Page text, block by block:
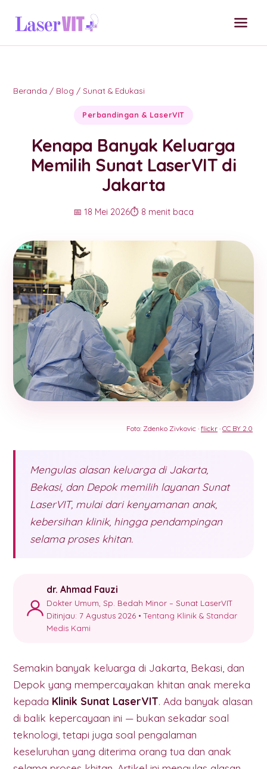
Beranda / Blog / Sunat & Edukasi
Perbandingan & LaserVIT
Kenapa Banyak Keluarga
Memilih Sunat LaserVIT di
Jakarta
📅 18 Mei 2026⏱️ 8 menit baca
Foto: Zdenko Zivkovic · flickr · CC BY 2.0
Mengulas alasan keluarga di Jakarta,
Bekasi, dan Depok memilih layanan Sunat
LaserVIT, mulai dari kenyamanan anak,
kebersihan klinik, hingga pendampingan
selama proses khitan.
dr. Ahmad Fauzi
Dokter Umum, Sp. Bedah Minor – Sunat LaserVIT
Ditinjau: 7 Agustus 2026 •Tentang Klinik & Standar
Medis Kami
Semakin banyak keluarga di Jakarta, Bekasi, dan
Depok yang mempercayakan khitan anak mereka
kepada Klinik Sunat LaserVIT. Ada banyak alasan
di balik kepercayaan ini — bukan sekadar soal
teknologi, tetapi juga soal pengalaman
keseluruhan yang diterima orang tua dan anak